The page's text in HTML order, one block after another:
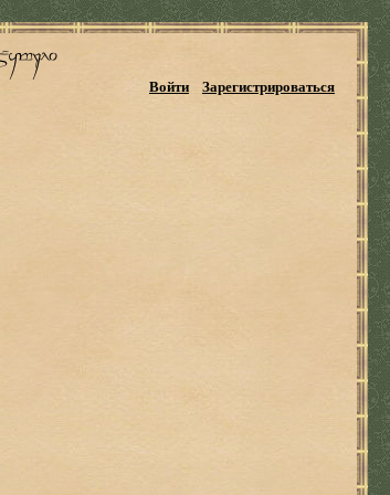
Войти Зарегистрироваться